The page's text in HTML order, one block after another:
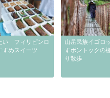
い フィリピンロ
すめスイーツ
山岳民族イゴロ
すボントックの
り散歩